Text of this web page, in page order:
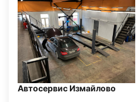
Автосервис Измайлово